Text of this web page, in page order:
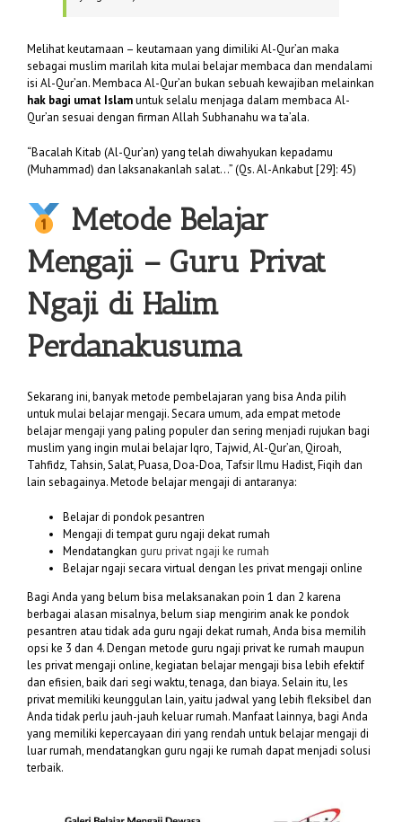
Melihat keutamaan – keutamaan yang dimiliki Al-Qur’an maka
sebagai muslim marilah kita mulai belajar membaca dan mendalami
isi Al-Qur’an. Membaca Al-Qur’an bukan sebuah kewajiban melainkan
hak bagi umat Islamuntuk selalu menjaga dalam membaca Al-
Qur’an sesuai dengan firman Allah Subhanahu wa ta’ala.
“Bacalah Kitab (Al-Qur’an) yang telah diwahyukan kepadamu
(Muhammad) dan laksanakanlah salat…” (Qs. Al-Ankabut [29]: 45)
Metode Belajar
Mengaji – Guru Privat
Ngaji di Halim
Perdanakusuma
Sekarang ini, banyak metode pembelajaran yang bisa Anda pilih
untuk mulai belajar mengaji. Secara umum, ada empat metode
belajar mengaji yang paling populer dan sering menjadi rujukan bagi
muslim yang ingin mulai belajar Iqro, Tajwid, Al-Qur’an, Qiroah,
Tahfidz, Tahsin, Salat, Puasa, Doa-Doa, Tafsir Ilmu Hadist, Fiqih dan
lain sebagainya. Metode belajar mengaji di antaranya:
Belajar di pondok pesantren
Mengaji di tempat guru ngaji dekat rumah
Mendatangkan guru privat ngaji ke rumah
Belajar ngaji secara virtual dengan les privat mengaji online
Bagi Anda yang belum bisa melaksanakan poin 1 dan 2 karena
berbagai alasan misalnya, belum siap mengirim anak ke pondok
pesantren atau tidak ada guru ngaji dekat rumah, Anda bisa memilih
opsi ke 3 dan 4. Dengan metode guru ngaji privat ke rumah maupun
les privat mengaji online, kegiatan belajar mengaji bisa lebih efektif
dan efisien, baik dari segi waktu, tenaga, dan biaya. Selain itu, les
privat memiliki keunggulan lain, yaitu jadwal yang lebih fleksibel dan
Anda tidak perlu jauh-jauh keluar rumah. Manfaat lainnya, bagi Anda
yang memiliki kepercayaan diri yang rendah untuk belajar mengaji di
luar rumah, mendatangkan guru ngaji ke rumah dapat menjadi solusi
terbaik.